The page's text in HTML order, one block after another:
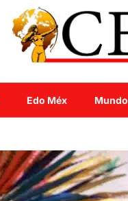
Edo Méx Mundo